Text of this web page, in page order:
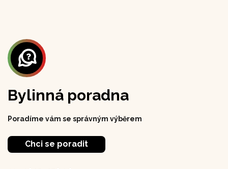
Bylinná poradna
Poradíme vám se správným výběrem
Chci se poradit